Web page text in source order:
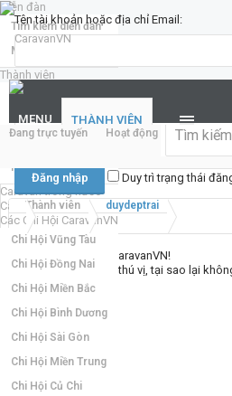
Diễn đàn
Tìm kiếm diễn đàn
Mới nhất
Thành viên
Notable Members
Đang trực tuyến
Hoạt động gần đây
New Profile Posts
Caravan trong nước
Caravan quốc tế
Các Chi Hội CaravanVN
Chi Hội Vũng Tàu
Chi Hội Đồng Nai
Chi Hội Miền Bắc
Chi Hội Bình Dương
Chi Hội Sài Gòn
Chi Hội Miền Trung
Chi Hội Củ Chi
Tên tài khoản hoặc địa chỉ Email:
Mật khẩu:
Duy trì trạng thái
MENU THÀNH VIÊN
Đang trực tuyến Hoạt động gần đây
Thành viên duydeptrai
Chào mừng đến với CaravanVN!
Nếu bạn thấy nơi đây thú vị, tại sao lại
cùng mọi người. :)
Hoạt động cuối:
Tham gia:
Bài viết:
Đã được thích: